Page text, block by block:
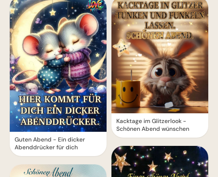
Guten Abend - Ein dicker
Abenddrücker für dich
Kacktage im Glitzerlook -
Schönen Abend wünschen